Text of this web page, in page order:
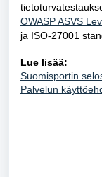
OWASP ASVS
ja ISO-27001
Lue lisää:
Suomisportin
Palvelun